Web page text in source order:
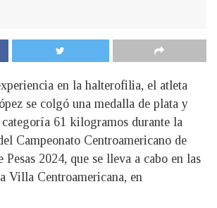
en la halterofilia, el atleta
se colgó una medalla de plata y
categoría 61 kilogramos durante la
Campeonato Centroamericano de
Pesas 2024, que se lleva a cabo en las
Villa Centroamericana, en